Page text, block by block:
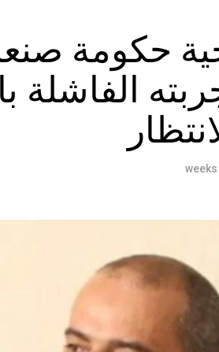
حكومة
الفاشلة